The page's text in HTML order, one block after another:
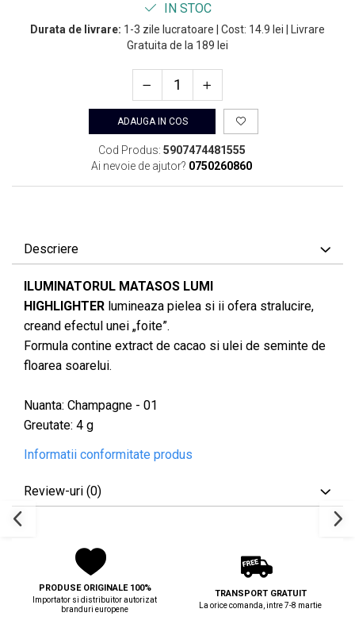
IN STOC
Durata de livrare: 1-3 zile lucratoare | Cost: 14.9 lei | Livrare
Gratuita de la 189 lei
ADAUGA IN COS
Cod Produs: 5907474481555
Ai nevoie de ajutor? 0750260860
Descriere
ILUMINATORUL MATASOS LUMI
HIGHLIGHTER lumineaza pielea si ii ofera stralucire,
creand efectul unei „foite”.
Formula contine extract de cacao si ulei de seminte de
floarea soarelui.
Nuanta: Champagne - 01
Greutate: 4 g
Informatii conformitate produs
Review-uri (0)
PRODUSE ORIGINALE 100%
Importator si distribuitor autorizat
branduri europene
TRANSPORT GRATUIT
La orice comanda, intre 7-8 martie